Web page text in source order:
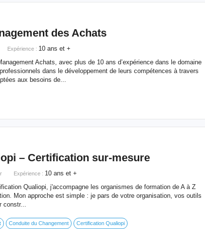
des Achats
Expérience : 10 ans et +
Achats, avec plus de 10 ans d’expérience dans le domaine
dans le développement de leurs compétences à travers
aux besoins de...
– Certification sur-mesure
Expérience : 10 ans et +
Qualiopi, j'accompagne les organismes de formation de A à Z
Mon approche est simple : je pars de votre organisation, vos outils
constr...
Conduite du Changement Certification Qualiopi